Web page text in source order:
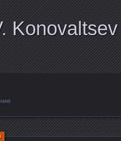
Konovaltsev